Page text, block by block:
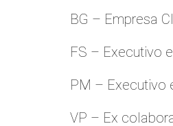
BG – Empresa
FS – Executivo
PM – Executivo
VP – Ex